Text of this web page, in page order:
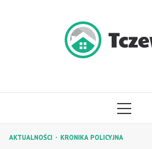
PRIMARY
AKTUALNOŚCI KRONIKA POLICYJNA